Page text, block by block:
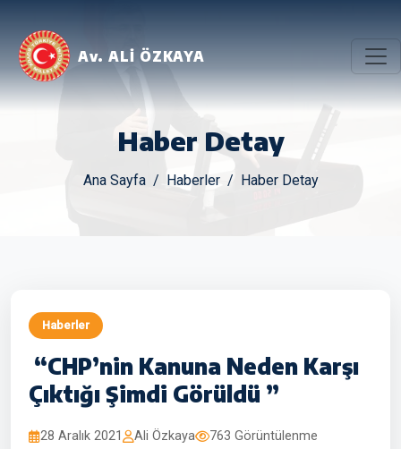
Av. ALİ ÖZKAYA
Haber Detay
Ana Sayfa Haberler Haber Detay
Haberler
“CHP’nin Kanuna Neden Karşı
Çıktığı Şimdi Görüldü ”
28 Aralık 2021 Ali Özkaya 763 Görüntülenme